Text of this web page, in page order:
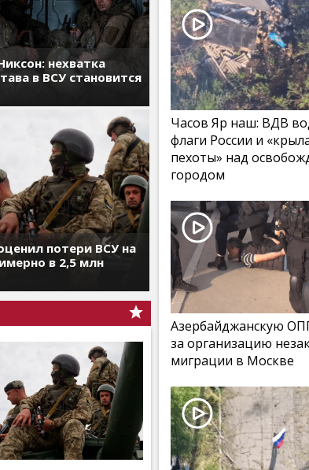
нехватка
в ВСУ становится
потери ВСУ на
в 2,5 млн
Часов Яр наш: ВДВ
флаги России и
пехоты» над
городом
Азербайджанскую
за организацию
миграции в Москве